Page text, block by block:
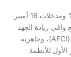
يدعم X1-BOOST G4 زيادة حجم PV بنسبة 200% ومدخلات 16 أمبير
واقي زيادة الجهد
من النوع الثاني، ودعم جهاز كشف أقواس الكهرباء (AFCI)، وجاهزية
للأنظمة